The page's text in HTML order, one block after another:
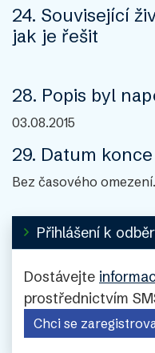
24. Související
jak je řešit
28. Popis byl
03.08.2015
29. Datum
Bez časového omezení.
Přihlášení k
Dostávejte
prostřednictvím
Chci se